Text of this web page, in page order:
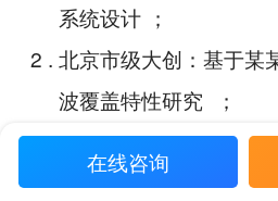
系统设计 ；
2 . 北京市级大创：基于某
波覆盖特性研究 ；
3.专利《交通引导疏散装
4.FPGA课程设计：榴弹
在线咨询